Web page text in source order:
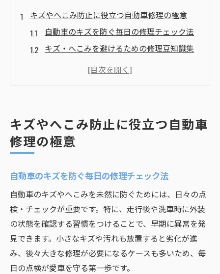
キズやへこみ防止に役立つ自動車修理の極意
自動車のキズを防ぐ毎日の修理チェック法
キズ・へこみを避けるための修理豆知識集
修理と鈑金塗装で愛車を美しく守る習慣
自動車修理と定期点検で長寿命を実現
キズ・へこみ修理が愛車寿命に与える影響
自動車修理豆知識で劣化を未然に防ぐ方法
鈑金塗装を活かした耐久性アップの秘訣
知っておきたい鈑金塗装の基礎と実践ポイント
鈑金塗装の基本工程を自動車修理で理解
キズやへこみに強い塗装仕上げのコツ
自動車修理で失敗しない鈑金塗装の選び方
キズやへこみ防止に役立つ自動車
修理の極意
自動車のキズを防ぐ毎日の修理チェック法
自動車のキズやへこみを未然に防ぐためには、日々の点
検・チェックが重要です。特に、走行後や洗車時に外装
の状態を確認する習慣をつけることで、早期に異常を発
見できます。小さなキズや汚れも放置すると劣化が進
み、後々大きな修理が必要になるケースも多いため、毎
日の点検が愛車を守る第一歩です。